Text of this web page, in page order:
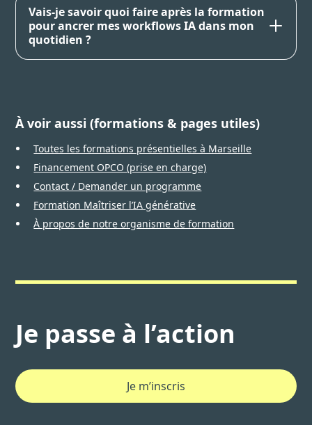
Vais-je savoir quoi faire après la formation
pour ancrer mes workflows IA dans mon
quotidien ?
À voir aussi (formations & pages utiles)
Toutes les formations présentielles à Marseille
Financement OPCO (prise en charge)
Contact / Demander un programme
Formation Maîtriser l’IA générative
À propos de notre organisme de formation
Je passe à l’action
Je m’inscris